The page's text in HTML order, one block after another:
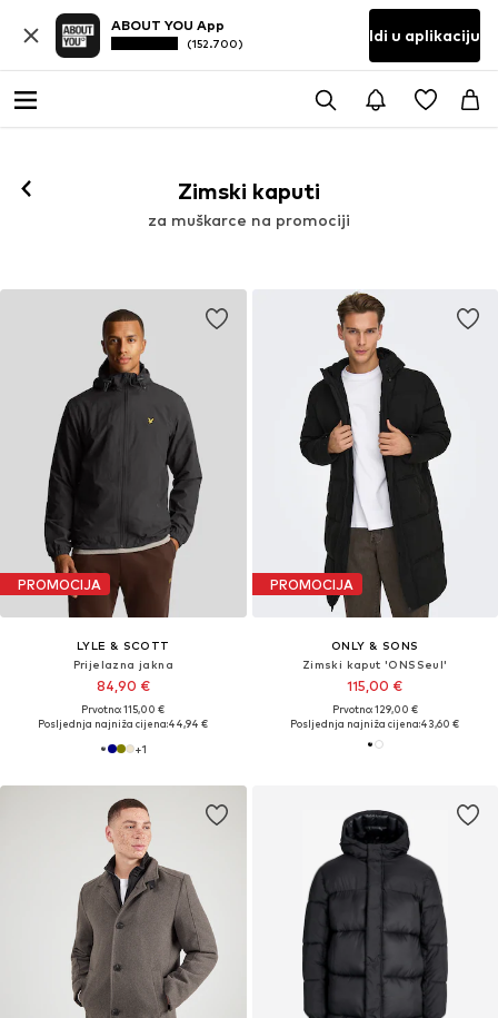
ABOUT YOU App
(152.700) Idi u aplikaciju
Zimski kaputi
za muškarce na promociji
PROMOCIJA
LYLE & SCOTT
Prijelazna jakna
84,90 €
Prvotno: 115,00 €
Posljednja najniža cijena:44,94 €
+1
PROMOCIJA
ONLY & SONS
Zimski kaput 'ONSSeul'
115,00 €
Prvotno: 129,00 €
Posljednja najniža cijena:43,60 €